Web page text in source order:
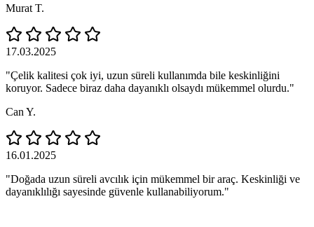
Murat T.
17.03.2025
"Çelik kalitesi çok iyi, uzun süreli kullanımda bile keskinliğini
koruyor. Sadece biraz daha dayanıklı olsaydı mükemmel olurdu."
Can Y.
16.01.2025
"Doğada uzun süreli avcılık için mükemmel bir araç. Keskinliği ve
dayanıklılığı sayesinde güvenle kullanabiliyorum."